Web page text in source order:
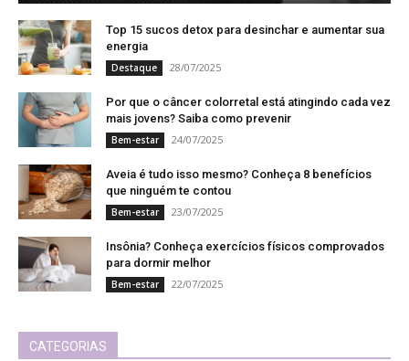
Top 15 sucos detox para desinchar e aumentar sua
energia
Destaque 28/07/2025
Por que o câncer colorretal está atingindo cada vez
mais jovens? Saiba como prevenir
Bem-estar 24/07/2025
Aveia é tudo isso mesmo? Conheça 8 benefícios
que ninguém te contou
Bem-estar 23/07/2025
Insônia? Conheça exercícios físicos comprovados
para dormir melhor
Bem-estar 22/07/2025
CATEGORIAS